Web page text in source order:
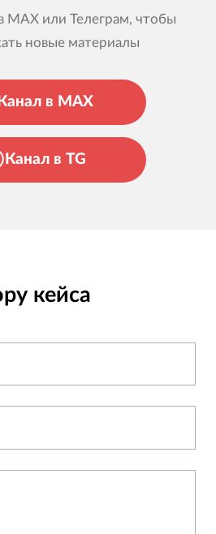
MAX или Телеграм, чтобы
новые материалы
Канал в MAX
Канал в TG
кейса